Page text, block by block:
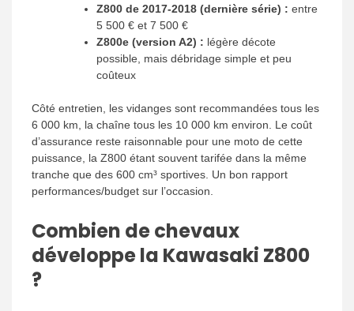
Z800 de 2017-2018 (dernière série) : entre
5 500 € et 7 500 €
Z800e (version A2) : légère décote
possible, mais débridage simple et peu
coûteux
Côté entretien, les vidanges sont recommandées tous les
6 000 km, la chaîne tous les 10 000 km environ. Le coût
d’assurance reste raisonnable pour une moto de cette
puissance, la Z800 étant souvent tarifée dans la même
tranche que des 600 cm³ sportives. Un bon rapport
performances/budget sur l’occasion.
Combien de chevaux
développe la Kawasaki Z800
?